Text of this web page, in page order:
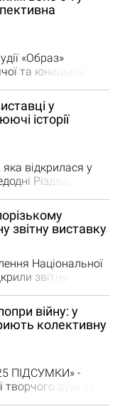
і цивільний світи
фото на фронті,
«Образ»
та юнацької
серенада»,
ніж успішним —
Бориса
у
історії
відкрилася у
Різдва,
на виставці
розповів про
у найскладніші
звітну виставку
Національної
звітну
представив 21
які відібрала
обласного
його заступник
війну: у
колективну
ПІДСУМКИ» -
духу та